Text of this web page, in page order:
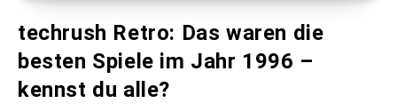
techrush Retro: Das waren die
besten Spiele im Jahr 1996 –
kennst du alle?